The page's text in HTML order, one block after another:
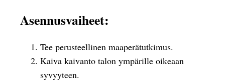
Asennusvaiheet:
Tee perusteellinen maaperätutkimus.
Kaiva kaivanto talon ympärille oikeaan
syvyyteen.